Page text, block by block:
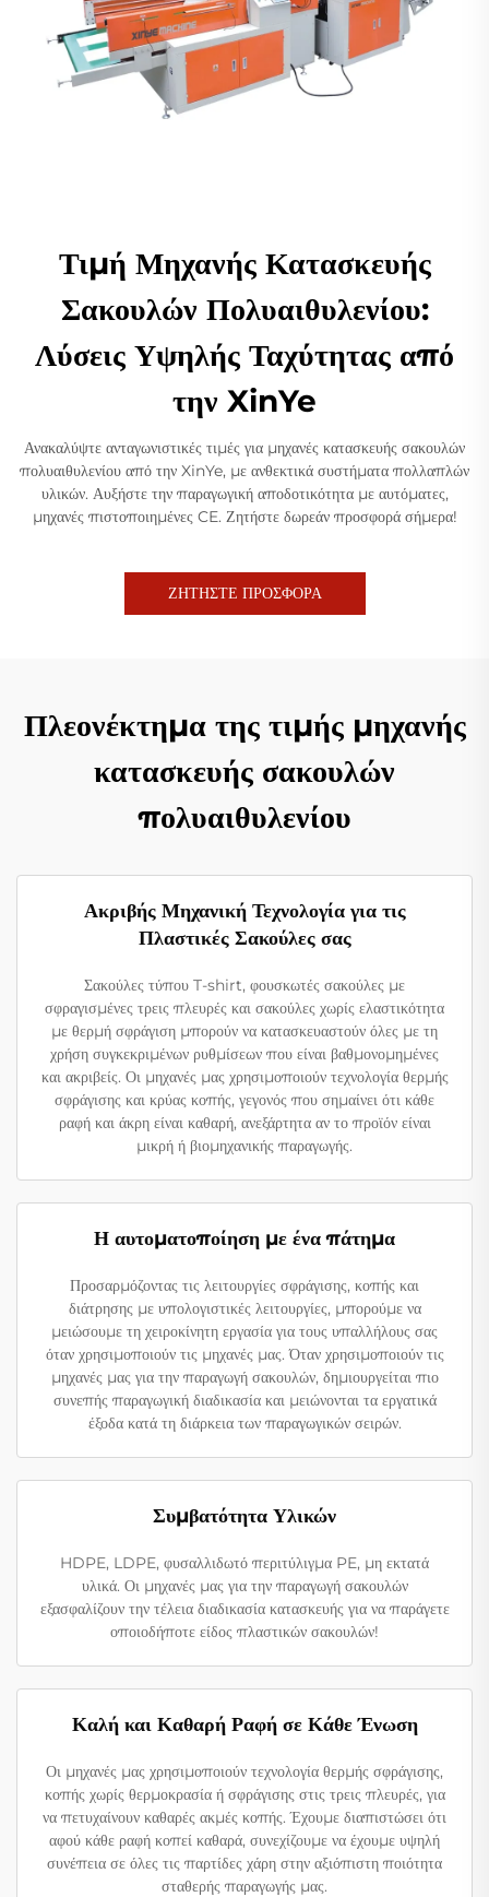
Τιμή Μηχανής Κατασκευής
Σακουλών Πολυαιθυλενίου:
Λύσεις Υψηλής Ταχύτητας από
την XinYe
Ανακαλύψτε ανταγωνιστικές τιμές για μηχανές κατασκευής σακουλών
πολυαιθυλενίου από την XinYe, με ανθεκτικά συστήματα πολλαπλών
υλικών. Αυξήστε την παραγωγική αποδοτικότητα με αυτόματες,
μηχανές πιστοποιημένες CE. Ζητήστε δωρεάν προσφορά σήμερα!
ΖΗΤΗΣΤΕ ΠΡΟΣΦΟΡΑ
Πλεονέκτημα της τιμής μηχανής
κατασκευής σακουλών
πολυαιθυλενίου
Ακριβής Μηχανική Τεχνολογία για τις
Πλαστικές Σακούλες σας
Σακούλες τύπου T-shirt, φουσκωτές σακούλες με
σφραγισμένες τρεις πλευρές και σακούλες χωρίς ελαστικότητα
με θερμή σφράγιση μπορούν να κατασκευαστούν όλες με τη
χρήση συγκεκριμένων ρυθμίσεων που είναι βαθμονομημένες
και ακριβείς. Οι μηχανές μας χρησιμοποιούν τεχνολογία θερμής
σφράγισης και κρύας κοπής, γεγονός που σημαίνει ότι κάθε
ραφή και άκρη είναι καθαρή, ανεξάρτητα αν το προϊόν είναι
μικρή ή βιομηχανικής παραγωγής.
Η αυτοματοποίηση με ένα πάτημα
Προσαρμόζοντας τις λειτουργίες σφράγισης, κοπής και
διάτρησης με υπολογιστικές λειτουργίες, μπορούμε να
μειώσουμε τη χειροκίνητη εργασία για τους υπαλλήλους σας
όταν χρησιμοποιούν τις μηχανές μας. Όταν χρησιμοποιούν τις
μηχανές μας για την παραγωγή σακουλών, δημιουργείται πιο
συνεπής παραγωγική διαδικασία και μειώνονται τα εργατικά
έξοδα κατά τη διάρκεια των παραγωγικών σειρών.
Συμβατότητα Υλικών
HDPE, LDPE, φυσαλλιδωτό περιτύλιγμα PE, μη εκτατά
υλικά. Οι μηχανές μας για την παραγωγή σακουλών
εξασφαλίζουν την τέλεια διαδικασία κατασκευής για να παράγετε
οποιοδήποτε είδος πλαστικών σακουλών!
Καλή και Καθαρή Ραφή σε Κάθε Ένωση
Οι μηχανές μας χρησιμοποιούν τεχνολογία θερμής σφράγισης,
κοπής χωρίς θερμοκρασία ή σφράγισης στις τρεις πλευρές, για
να πετυχαίνουν καθαρές ακμές κοπής. Έχουμε διαπιστώσει ότι
αφού κάθε ραφή κοπεί καθαρά, συνεχίζουμε να έχουμε υψηλή
συνέπεια σε όλες τις παρτίδες χάρη στην αξιόπιστη ποιότητα
σταθερής παραγωγής μας.